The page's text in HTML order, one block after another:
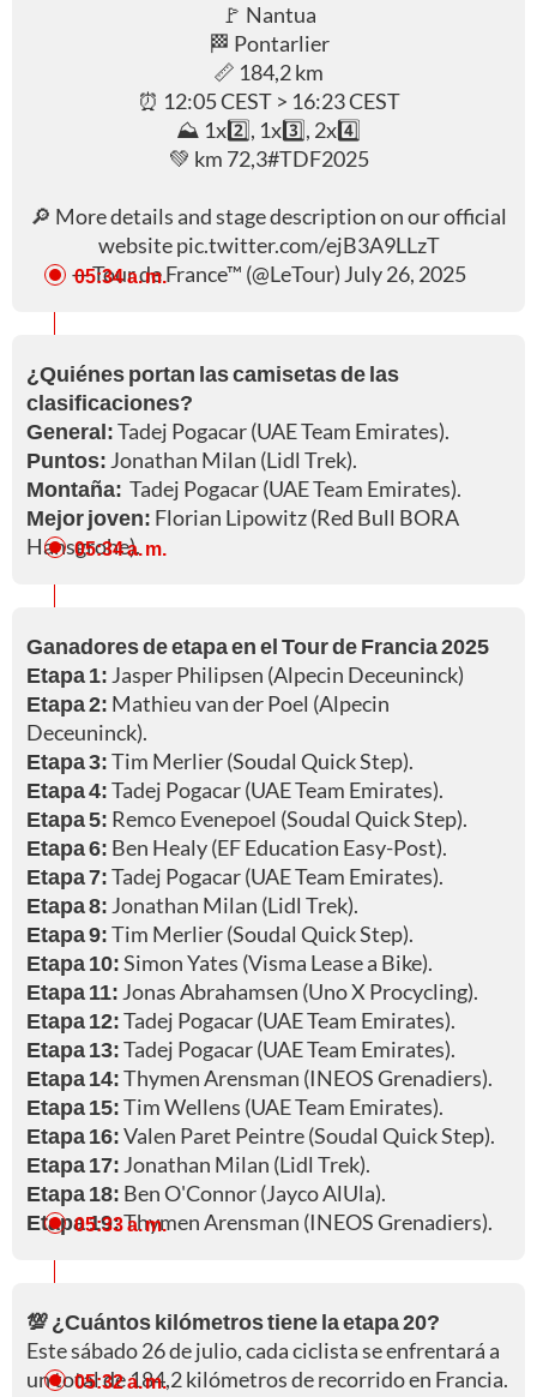
🚩 Nantua
🏁 Pontarlier
📏 184,2 km
⏰ 12:05 CEST > 16:23 CEST
⛰ 1x2️⃣, 1x3️⃣, 2x4️⃣
💚 km 72,3#TDF2025
🔎 More details and stage description on our official
websitepic.twitter.com/ejB3A9LLzT
— Tour de France™ (@LeTour) July 26, 2025
05:34 a. m.
¿Quiénes portan las camisetas de las
clasificaciones?
General:Tadej Pogacar (UAE Team Emirates).
Puntos: Jonathan Milan (Lidl Trek).
Montaña: Tadej Pogacar (UAE Team Emirates).
Mejor joven: Florian Lipowitz (Red Bull BORA
Hansgrohe).
05:34 a. m.
Ganadores de etapa en el Tour de Francia 2025
Etapa 1: Jasper Philipsen (Alpecin Deceuninck)
Etapa 2: Mathieu van der Poel (Alpecin
Deceuninck).
Etapa 3:Tim Merlier (Soudal Quick Step).
Etapa 4:Tadej Pogacar (UAE Team Emirates).
Etapa 5: Remco Evenepoel (Soudal Quick Step).
Etapa 6: Ben Healy (EF Education Easy-Post).
Etapa 7:Tadej Pogacar (UAE Team Emirates).
Etapa 8: Jonathan Milan (Lidl Trek).
Etapa 9:Tim Merlier (Soudal Quick Step).
Etapa 10:Simon Yates (Visma Lease a Bike).
Etapa 11: Jonas Abrahamsen (Uno X Procycling).
Etapa 12:Tadej Pogacar (UAE Team Emirates).
Etapa 13:Tadej Pogacar (UAE Team Emirates).
Etapa 14:Thymen Arensman (INEOS Grenadiers).
Etapa 15:Tim Wellens (UAE Team Emirates).
Etapa 16:Valen Paret Peintre (Soudal Quick Step).
Etapa 17: Jonathan Milan (Lidl Trek).
Etapa 18: Ben O'Connor (Jayco AlUla).
Etapa 19:Thymen Arensman (INEOS Grenadiers).
05:33 a. m.
💯 ¿Cuántos kilómetros tiene la etapa 20?
Este sábado 26 de julio, cada ciclista se enfrentará a
un total de 184,2 kilómetros de recorrido en Francia.
05:32 a. m.